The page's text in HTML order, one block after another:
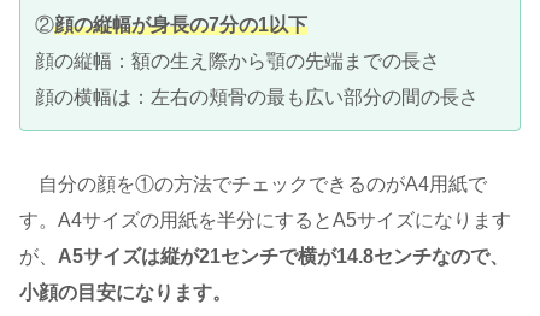
②顔の縦幅が身長の7分の1以下
顔の縦幅：額の生え際から顎の先端までの長さ
顔の横幅は：左右の頬骨の最も広い部分の間の長さ
自分の顔を①の方法でチェックできるのがA4用紙で
す。A4サイズの用紙を半分にするとA5サイズになります
が、 A5サイズは縦が21センチで横が14.8センチなので、
小顔の目安になります。